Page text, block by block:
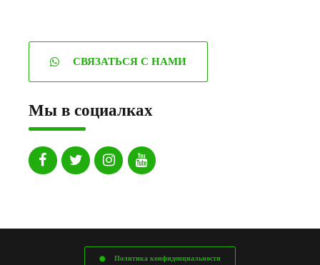
СВЯЗАТЬСЯ С НАМИ
Мы в социалках
Политика конфиденциальности